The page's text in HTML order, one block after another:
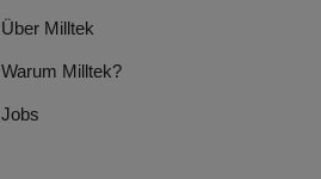
Über Milltek
Warum Milltek?
Jobs